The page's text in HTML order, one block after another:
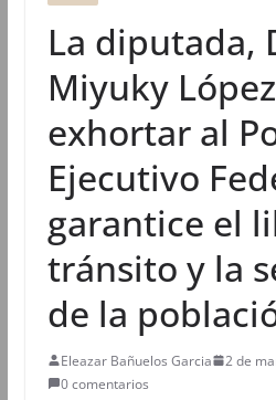
La diputada,
Miyuky
exhortar al
Ejecutivo
garantice el
tránsito y la
de la
Eleazar Bañuelos Garcia
2 de
0 comentarios